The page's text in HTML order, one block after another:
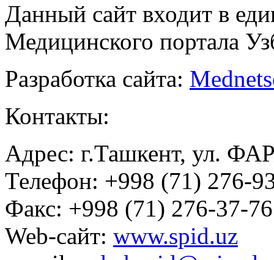
Данный сайт входит в
Медицинского портала
Разработка сайта:
Контакты:
Адрес: г.Ташкент, ул.
Телефон: +998 (71) 276-
Факс: +998 (71) 276-37-76
Web-сайт: www.spid.uz